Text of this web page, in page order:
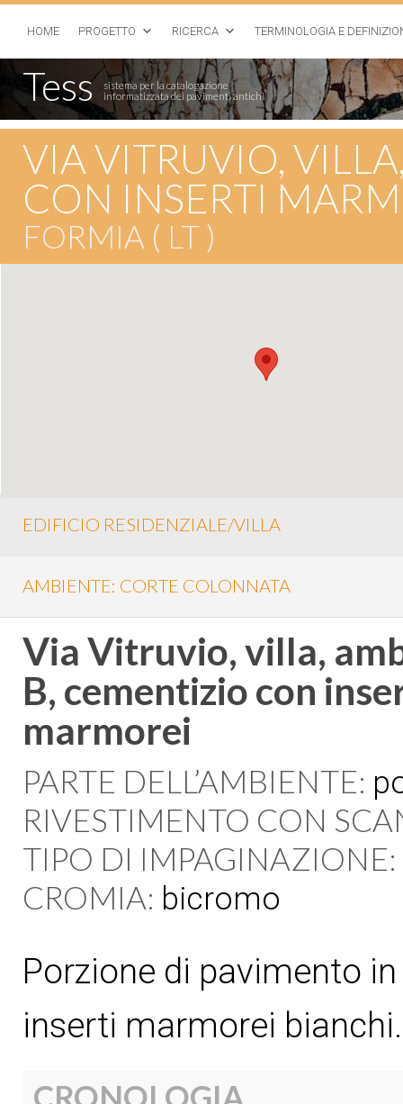
HOME PROGETTO RICERCA TERMINOLOGIA E
Tess
sistema per la catalogazione
informatizzata dei pavimenti antichi
VIA VITRUVIO,
CON INSERTI
FORMIA ( LT )
EDIFICIO RESIDENZIALE/VILLA
AMBIENTE: CORTE COLONNATA
Via Vitruvio, villa,
B, cementizio con
marmorei
PARTE DELL’AMBIENTE:
RIVESTIMENTO CON
TIPO DI IMPAGINAZIONE:
CROMIA: bicromo
Porzione di pavimento
inserti marmorei bianchi.
CRONOLOGIA